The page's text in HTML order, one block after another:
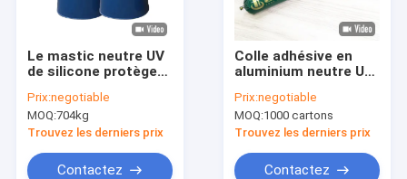
Le mastic neutre UV
de silicone protègent
contre les
intempéries du baril
un
Prix:negotiable
MOQ:704kg
Trouvez les derniers prix
Contactez
Colle adhésive en
aluminium neutre UV
600ml de silicone
Prix:negotiable
MOQ:1000 cartons
Trouvez les derniers prix
Contactez